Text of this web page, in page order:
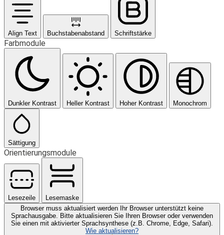
Align Text Buchstabenabstand Schriftstärke
Farbmodule
Dunkler Kontrast Heller Kontrast Hoher Kontrast Monochrom
Sättigung
Orientierungsmodule
Lesezeile
Lesemaske
Browser muss aktualisiert werden Ihr Browser unterstützt keine
Sprachausgabe. Bitte aktualisieren Sie Ihren Browser oder verwenden
Sie einen mit aktivierter Sprachsynthese (z.B. Chrome, Edge, Safari).
Wie aktualisieren?